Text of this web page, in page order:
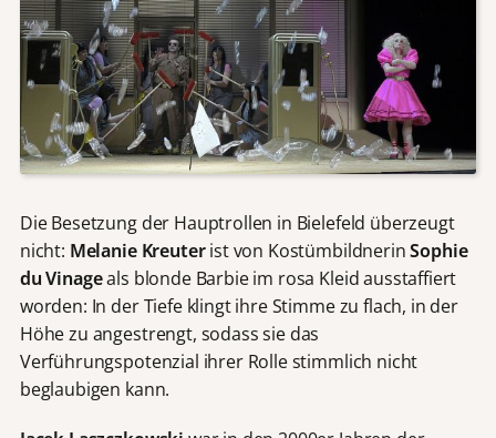
Die Besetzung der Hauptrollen in Bielefeld überzeugt
nicht: Melanie Kreuterist von KostümbildnerinSophie
du Vinageals blonde Barbie im rosa Kleid ausstaffiert
worden: In der Tiefe klingt ihre Stimme zu flach, in der
Höhe zu angestrengt, sodass sie das
Verführungspotenzial ihrer Rolle stimmlich nicht
beglaubigen kann.